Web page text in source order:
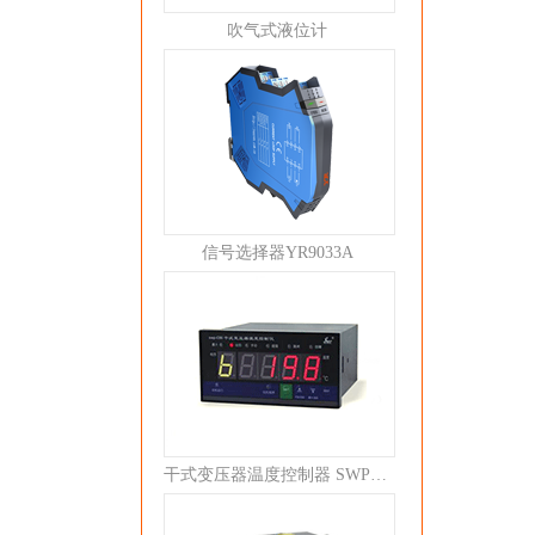
吹气式液位计
信号选择器YR9033A
干式变压器温度控制器 SWP-C80